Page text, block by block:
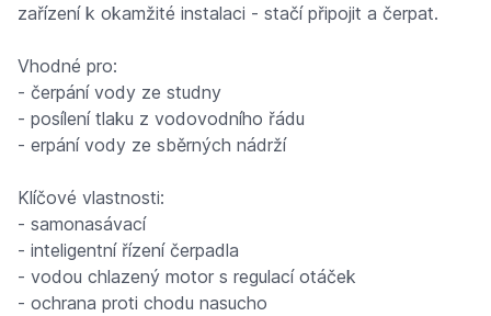
zařízení k okamžité instalaci - stačí připojit a čerpat.
Vhodné pro:
- čerpání vody ze studny
- posílení tlaku z vodovodního řádu
- erpání vody ze sběrných nádrží
Klíčové vlastnosti:
- samonasávací
- inteligentní řízení čerpadla
- vodou chlazený motor s regulací otáček
- ochrana proti chodu nasucho